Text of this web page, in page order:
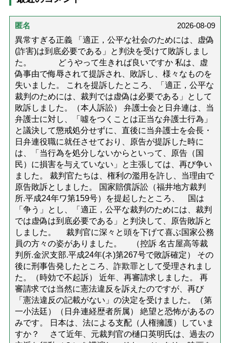
匿名
2026-08-09
異常すぎる正義 「適正，公平な社会のためには、虚偽
(詐害)は到底必要である」と判決を受けて敗訴しまし
た。 どうやって生きれば良いですか 私は、虚
偽事由で侮辱されて提訴され、敗訴し、様々なものを
失いました。 これを提訴したところ、「適正，公平な
裁判のためには、裁判では虚偽は必要である」として
敗訴しました。（本人訴訟） 弁護士会と日弁連は、当
弁護士に対し、「噓をつくことは正当な弁護士行為」
と議決して懲戒処分せずに、直後に当弁護士を会長・
日弁連役職に就任させており、原告が提訴した時に
は、「当行為を処分しないからといって、原告（国
民）に損害を与えていない」と主張しては、再び争い
ました。 裁判官たちは、権利の濫用を許し、当理由で
原告敗訴としました。 国家賠償訴訟（福井地方裁判
所.平成24年ワ第159号）を提起したところ、 国は
「争う」とし、「適正，公平な裁判のためには、裁判
では虚偽は到底必要である」と判決して、原告敗訴と
しました。 裁判官に深々と頭を下げて喜ぶ国家公務
員の方々の姿がありました。 （控訴 名古屋高等裁
判所.金沢支部.平成24年(ネ)第267号で敗訴確定） その
後に刑事告発したところ、詐欺罪として受理されまし
た。（時効で不起訴） 近年、再審請求しました。 再
審請求では当然に憲法違反を訴えたのですが、再び
「憲法違反の記載がない」の決定を受けました。（第
一小法廷）（日弁連経歴者所属） 絶望と恐怖があるの
みです。 日本は、法による支配（人権擁護）していま
すか？ さて近年、元裁判官の樋口英明氏は、過去の